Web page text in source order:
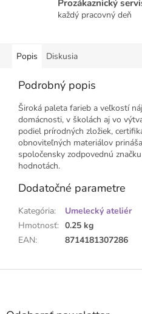
každý pracovný deň
Popis Diskusia
Podrobný popis
Široká paleta farieb a veľkostí
domácnosti, v školách aj vo
podiel prírodných zložiek,
obnoviteľných materiálov
spoločensky zodpovednú
hodnotách.
Dodatočné parametre
Kategória:
Umelecký ateliér
Hmotnosť: 0.25 kg
EAN: 8714181307286
Z